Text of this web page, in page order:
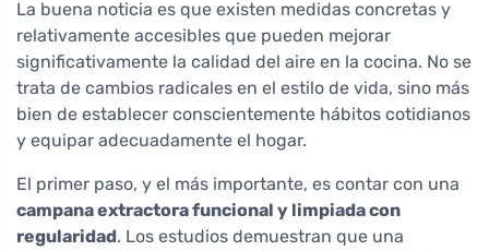
La buena noticia es que existen medidas concretas y
relativamente accesibles que pueden mejorar
significativamente la calidad del aire en la cocina. No se
trata de cambios radicales en el estilo de vida, sino más
bien de establecer conscientemente hábitos cotidianos
y equipar adecuadamente el hogar.
El primer paso, y el más importante, es contar con una
campana extractora funcional y limpiada con
regularidad. Los estudios demuestran que una